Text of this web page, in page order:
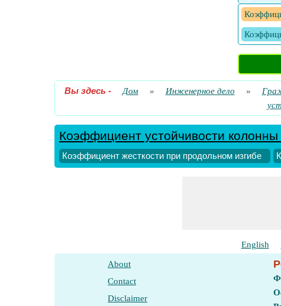
Вы здесь - Дом » Инженерное дело »
Коэффициент устойчивости
Коэффициент жесткости при продольном изгибе
English
About
Contact
Disclaimer